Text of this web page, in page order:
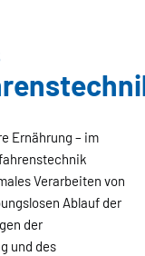
Ernährung – im
Verarbeiten von
Ablauf der
der
und des